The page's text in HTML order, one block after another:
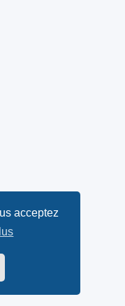
acceptez